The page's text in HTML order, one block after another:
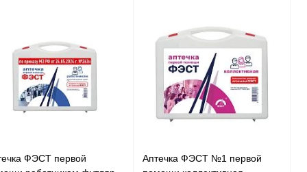
в 1 клик
Сравнение
В
Под заказ
Купить в 1 клик
Сравнение
В
избранное
В наличии
ФЭСТ первой
Аптечка ФЭСТ №1 первой